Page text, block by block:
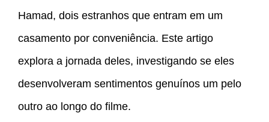
Hamad, dois estranhos que entram em um
casamento por conveniência. Este artigo
explora a jornada deles, investigando se eles
desenvolveram sentimentos genuínos um pelo
outro ao longo do filme.